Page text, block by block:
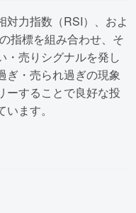
対力指数（RSI）、およ
指標を組み合わせ、そ
・売りシグナルを発し
ぎ・売られ過ぎの現象
ーすることで良好な投
ます。